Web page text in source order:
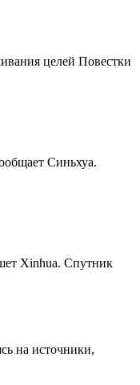
целей Повестки
Синьхуа.
Xinhua. Спутник
на источники,